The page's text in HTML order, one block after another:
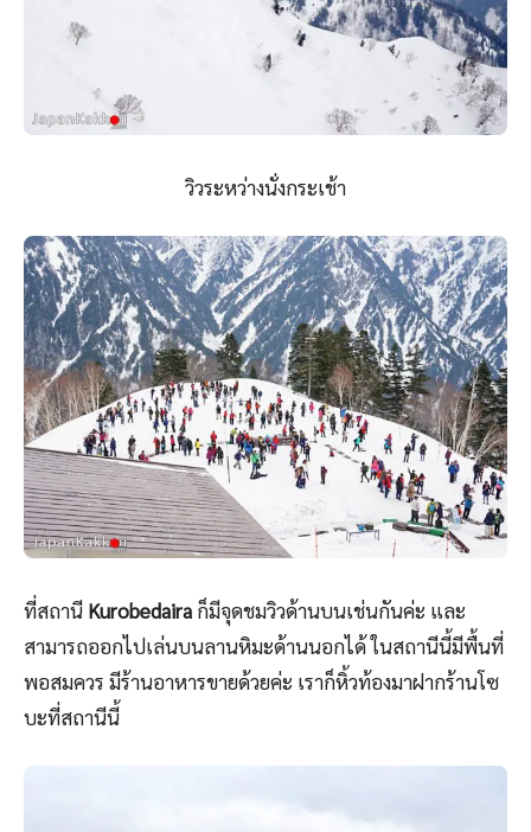
วิวระหว่างนั่งกระเช้า
ที่สถานี Kurobedaira ก็มีจุดชมวิวด้านบนเช่นกันค่ะ และ
สามารถออกไปเล่นบนลานหิมะด้านนอกได้ ในสถานีนี้มีพื้นที่
พอสมควร มีร้านอาหารขายด้วยค่ะ เราก็หิ้วท้องมาฝากร้านโซ
บะที่สถานีนี้